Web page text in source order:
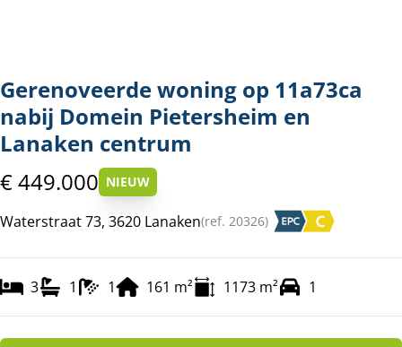
Gerenoveerde woning op 11a73ca
nabij Domein Pietersheim en
Lanaken centrum
€ 449.000 NIEUW
Waterstraat 73, 3620 Lanaken(ref. 20326)
3 1 1 161 m² 1173 m² 1